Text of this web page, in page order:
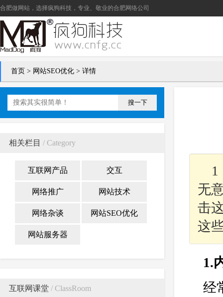
合肥做网站 ，选择疯狗科技，专业、敬业的合肥网络公司
首页 > 网站SEO优化 > 详情
搜一下
相关栏目 / Category
互联网产品 交互
网络推广 网站技术
网络杂谈 网站SEO优化
网站服务器
互联网课堂 / ClassRoom
1
无
击
这
1.
经